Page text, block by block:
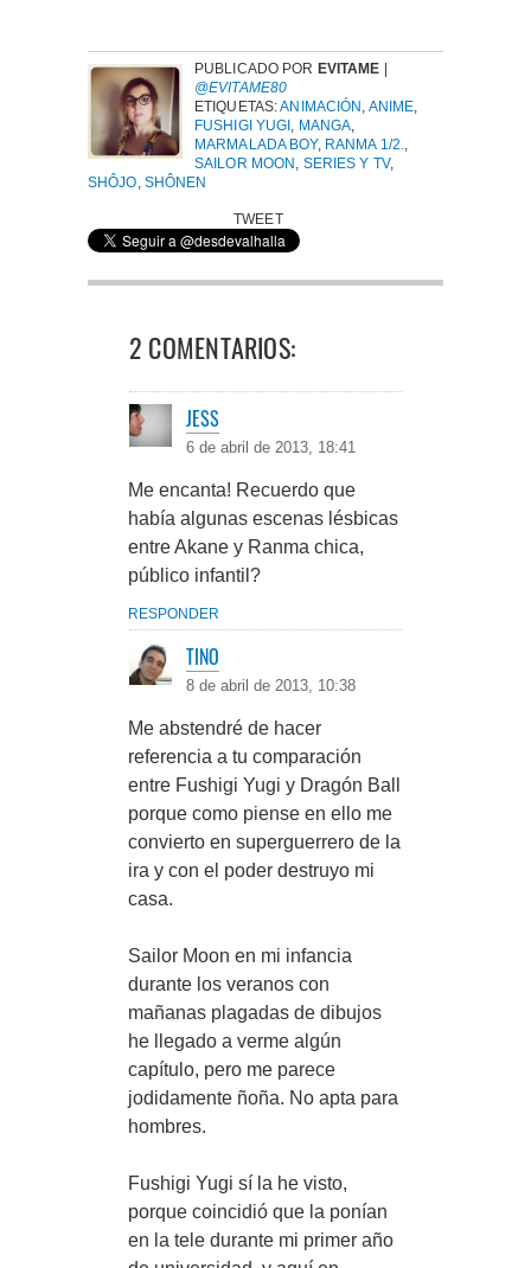
PUBLICADO POR EVITAME |
@EVITAME80
ETIQUETAS:ANIMACIÓN ANIME
FUSHIGI YUGI MANGA
MARMALADA BOY, RANMA 1/2.
SAILOR MOON SERIES Y TV,
SHÔJO SHÔNEN
TWEET
2 COMENTARIOS:
JESS
6 de abril de 2013, 18:41
Me encanta! Recuerdo que
había algunas escenas lésbicas
entre Akane y Ranma chica,
público infantil?
RESPONDER
TINO
8 de abril de 2013, 10:38
Me abstendré de hacer
referencia a tu comparación
entre Fushigi Yugi y Dragón Ball
porque como piense en ello me
convierto en superguerrero de la
ira y con el poder destruyo mi
casa.
Sailor Moon en mi infancia
durante los veranos con
mañanas plagadas de dibujos
he llegado a verme algún
capítulo, pero me parece
jodidamente ñoña. No apta para
hombres.
Fushigi Yugi sí la he visto,
porque coincidió que la ponían
en la tele durante mi primer año